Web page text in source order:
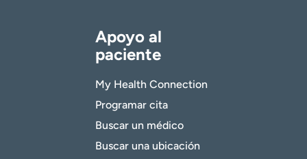
Apoyo al
paciente
My Health Connection
Programar cita
Buscar un médico
Buscar una ubicación